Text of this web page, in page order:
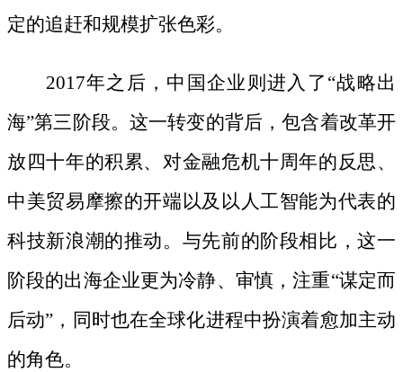
定的追赶和规模扩张色彩。
2017年之后，中国企业则进入了“战略出
海”第三阶段。这一转变的背后，包含着改革开
放四十年的积累、对金融危机十周年的反思、
中美贸易摩擦的开端以及以人工智能为代表的
科技新浪潮的推动。与先前的阶段相比，这一
阶段的出海企业更为冷静、审慎，注重“谋定而
后动”，同时也在全球化进程中扮演着愈加主动
的角色。